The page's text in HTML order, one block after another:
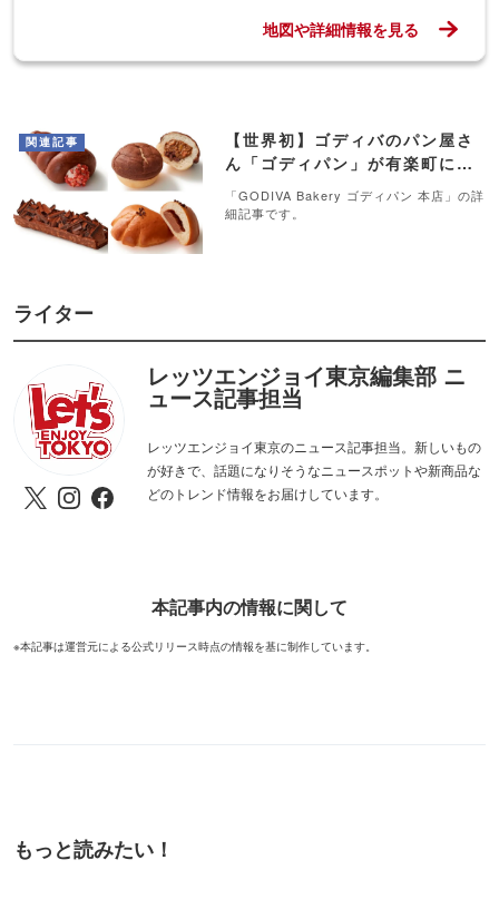
地図や詳細情報を見る
関連記事
【世界初】ゴディバのパン屋さ
ん「ゴディパン」が有楽町にオ
ープン！
「GODIVA Bakery ゴディパン 本店」の詳
細記事です。
ライター
レッツエンジョイ東京編集部 ニ
ュース記事担当
レッツエンジョイ東京のニュース記事担当。新しいもの
が好きで、話題になりそうなニュースポットや新商品な
どのトレンド情報をお届けしています。
本記事内の情報に関して
※本記事は運営元による公式リリース時点の情報を基に制作しています。
もっと読みたい！